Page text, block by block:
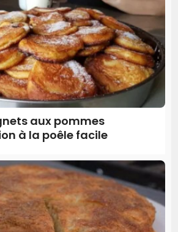
aux pommes
à la poêle facile